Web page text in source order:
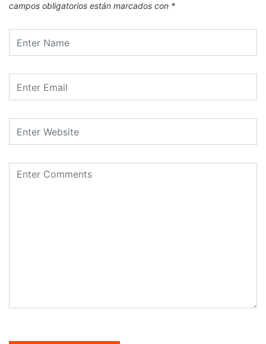
campos obligatorios están marcados con *